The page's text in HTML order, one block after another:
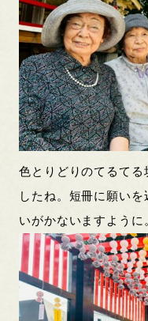
色とりどりのてるて
したね。短冊に願い
いがかないますように